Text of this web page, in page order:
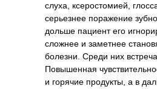
слуха, ксеростомией,
серьезнее поражение
дольше пациент его
сложнее и заметнее
болезни. Среди них
Повышенная
и горячие продукты, а в